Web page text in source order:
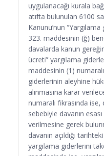
uygulanacağı kurala
atıfta bulunulan 6100
Kanunu’nun “Yargılama
323. maddesinin (ğ)
davalarda kanun
ücreti” yargılama
maddesinin (1)
giderlerinin aleyhine
alınmasına karar
numaralı fıkrasında
sebebiyle davanın
verilmesine gerek
davanın açıldığı
yargılama giderlerini